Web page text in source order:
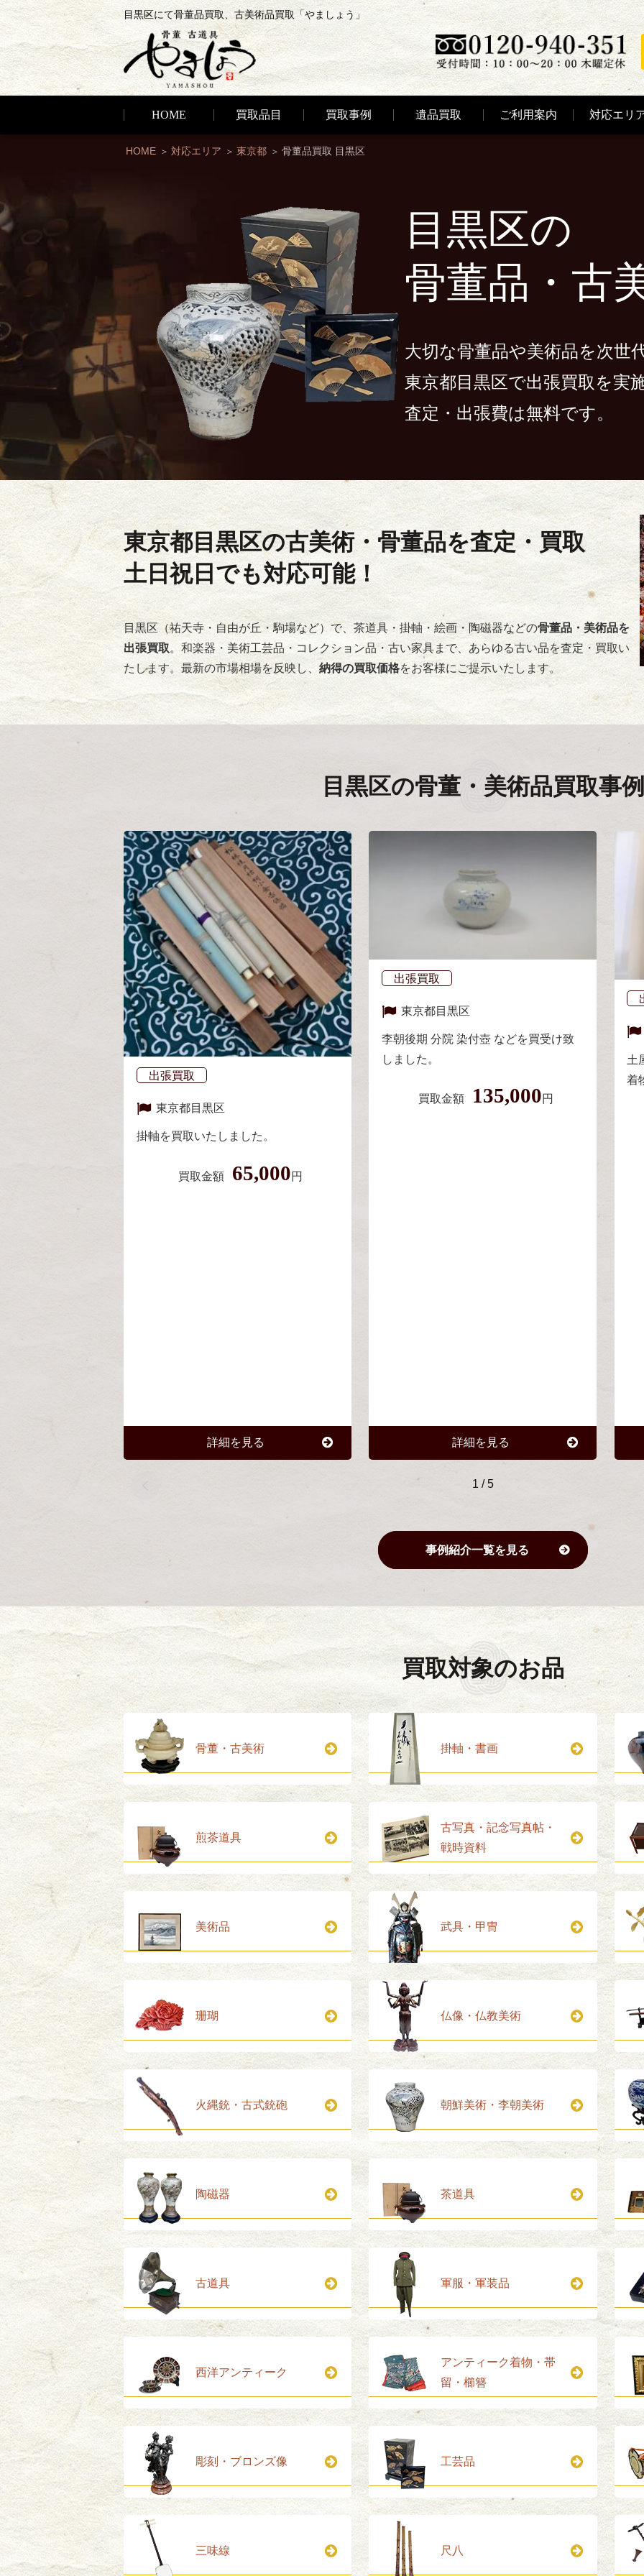
目黒区にて骨董品買取、古美術品買取「やましょう」
HOME 買取品目 買取事例 遺品買取 ご利用案内 対応エリ
HOME 対応エリア 東京都 骨董品買取 目黒区
目黒区の
骨董品・古
大切な骨董品や美術品を次世
東京都目黒区で出張買取を実
査定・出張費は無料です。
東京都目黒区の古美術・骨董品を査定・買取
土日祝日でも対応可能！
目黒区（祐天寺・自由が丘・駒場など）で、茶道具・掛軸・絵画・陶磁器などの骨董品・美術品を
出張買取。和楽器・美術工芸品・コレクション品・古い家具まで、あらゆる古い品を査定・買取い
たします。最新の市場相場を反映し、 納得の買取価格をお客様にご提示いたします。
目黒区の骨董・美術品買取事例
出張買取
東京都目黒区
掛軸を買取いたしました。
買取金額 65,000円
詳細を見る
出張買取
東京都目黒区
李朝後期 分院 染付壺 などを買受け致
しました。
買取金額 135,000円
詳細を見る
土
着
1 /5
事例紹介一覧を見る
買取対象のお品
骨董・古美術 掛軸・書画
煎茶道具
古写真・記念写真帖・
戦時資料
美術品 武具・甲冑
珊瑚 仏像・仏教美術
火縄銃・古式銃砲 朝鮮美術・李朝美術
陶磁器 茶道具
古道具 軍服・軍装品
西洋アンティーク
アンティーク着物・帯
留・櫛簪
彫刻・ブロンズ像 工芸品
三味線 尺八